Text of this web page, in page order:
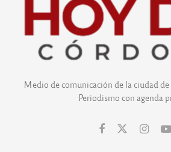
Medio de comunicación de la ciudad
Periodismo con agenda